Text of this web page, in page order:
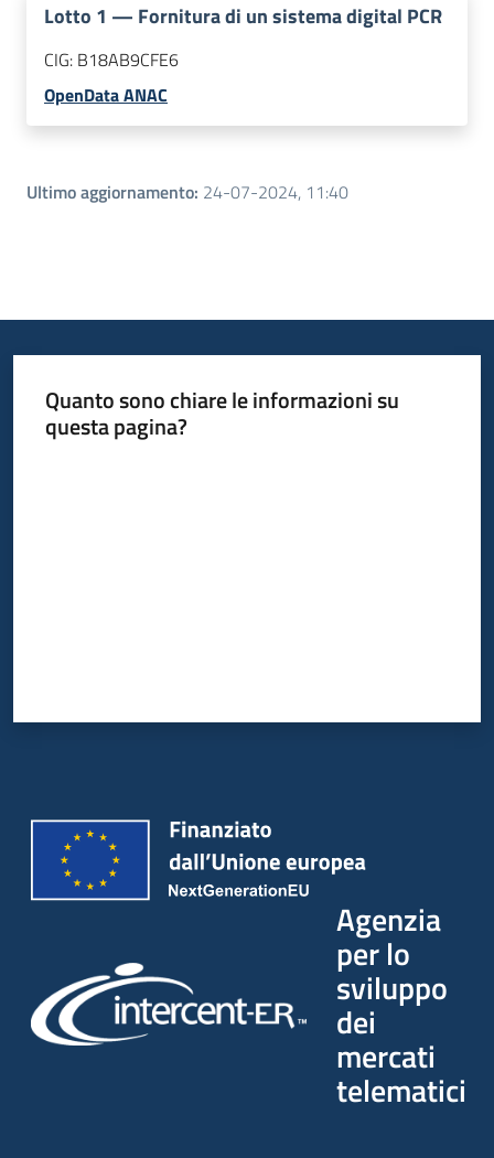
Lotto 1 — Fornitura di un sistema digital PCR
CIG: B18AB9CFE6
OpenData ANAC
Ultimo aggiornamento: 24-07-2024, 11:40
Quanto sono chiare le informazioni su
questa pagina?
Agenzia
per lo
sviluppo
dei
mercati
telematici